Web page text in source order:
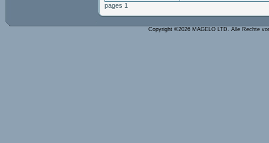
pages 1
Copyright ©2026 MAGELO LTD. Alle Rechte